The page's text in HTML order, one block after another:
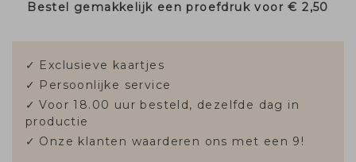
Bestel gemakkelijk een proefdruk voor€ 2,50
✓ Exclusieve kaartjes
✓ Persoonlijke service
✓ Voor 18.00 uur besteld, dezelfde dag in
productie
✓ Onze klanten waarderen ons met een 9!